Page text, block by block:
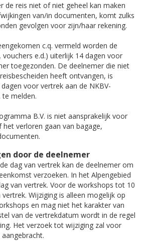
de reis niet of niet geheel kan maken
van/in documenten, komt zulks
gevolgen voor zijn/haar rekening.
c.q. vermeld worden de
vouchers e.d.) uiterlijk 14 dagen voor
toegezonden. De deelnemer die niet
heeft ontvangen, is
voor vertrek aan de NKBV-
melden.
B.V. is niet aansprakelijk voor
het verloren gaan van bagage,
door de deelnemer
dag van vertrek kan de deelnemer om
verzoeken. In het Alpengebied
van vertrek. Voor de workshops tot 10
Wijziging is alleen mogelijk op
en mag niet het karakter van
van de vertrekdatum wordt in de regel
Het verzoek tot wijziging zal voor